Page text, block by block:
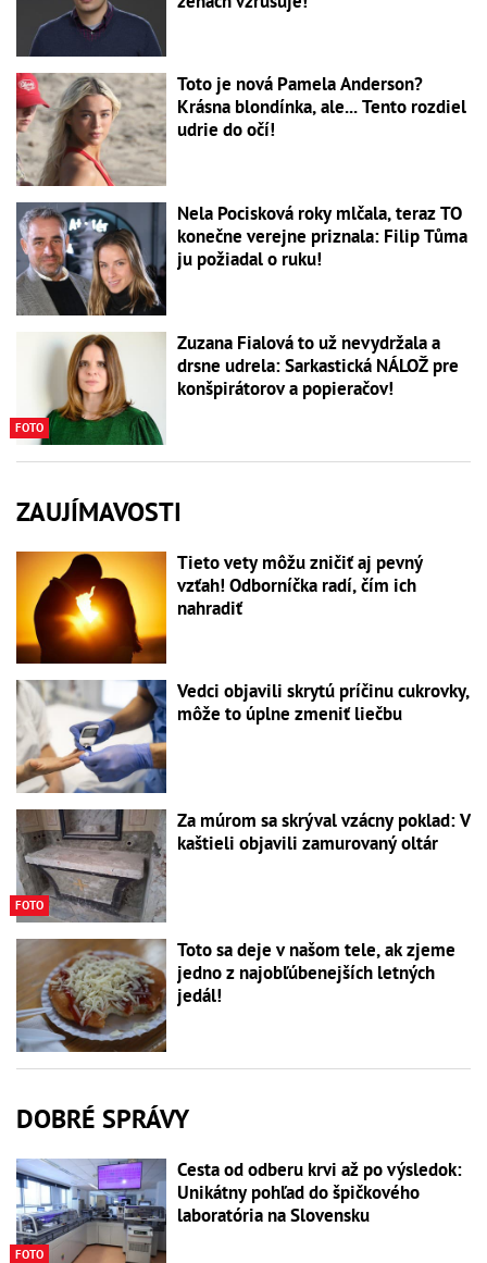
Toto je nová Pamela Anderson?
Krásna blondínka, ale... Tento rozdiel
udrie do očí!
Nela Pocisková roky mlčala, teraz TO
konečne verejne priznala: Filip Tůma
ju požiadal o ruku!
FOTO
Zuzana Fialová to už nevydržala a
drsne udrela: Sarkastická NÁLOŽ pre
konšpirátorov a popieračov!
ZAUJÍMAVOSTI
Tieto vety môžu zničiť aj pevný
vzťah! Odborníčka radí, čím ich
nahradiť
Vedci objavili skrytú príčinu cukrovky,
môže to úplne zmeniť liečbu
FOTO
Za múrom sa skrýval vzácny poklad: V
kaštieli objavili zamurovaný oltár
Toto sa deje v našom tele, ak zjeme
jedno z najobľúbenejších letných
jedál!
DOBRÉ SPRÁVY
FOTO
Cesta od odberu krvi až po výsledok:
Unikátny pohľad do špičkového
laboratória na Slovensku